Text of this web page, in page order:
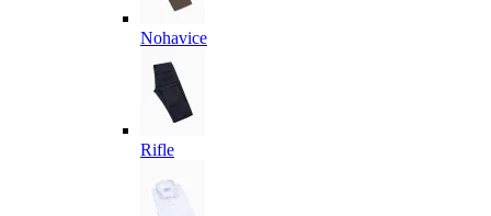
Nohavice
Rifle